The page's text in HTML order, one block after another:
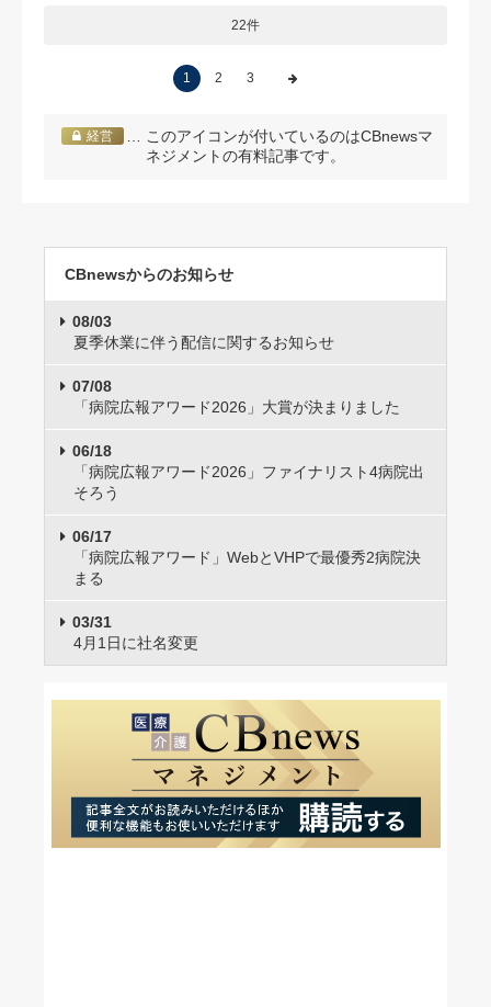
22件
1 2 3
経営
… このアイコンが付いているのはCBnewsマ
ネジメントの有料記事です。
CBnewsからのお知らせ
08/03
夏季休業に伴う配信に関するお知らせ
07/08
「病院広報アワード2026」大賞が決まりました
06/18
「病院広報アワード2026」ファイナリスト4病院出
そろう
06/17
「病院広報アワード」WebとVHPで最優秀2病院決
まる
03/31
4月1日に社名変更